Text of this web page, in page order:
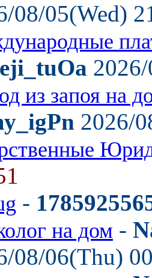
08/05(Wed)
из запоя на
2026/
-
на дом -
08/06(Thu)